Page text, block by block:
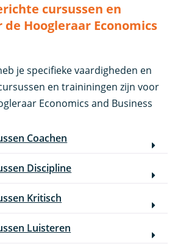
cursussen en
Hoogleraar Economics
je specifieke vaardigheden en
en traininingen zijn voor
Economics and Business
Coachen
Discipline
Kritisch
Luisteren